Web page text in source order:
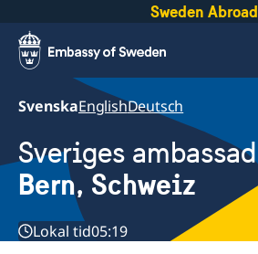
Sweden Abroad
SvenskaEnglishDeutsch
Sveriges ambassad
Bern, Schweiz
Lokal tid05:19